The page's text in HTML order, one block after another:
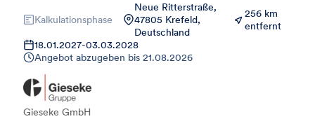
Kalkulationsphase
Neue Ritterstraße,
47805 Krefeld,
Deutschland
256 km
entfernt
18.01.2027-03.03.2028
Angebot abzugeben bis 21.08.2026
Gieseke GmbH